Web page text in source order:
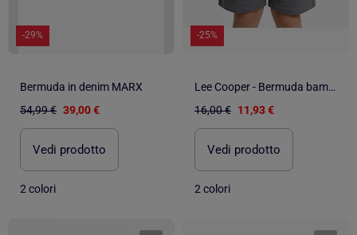
-29%
Bermuda in denim MARX
54,99 € 39,00 €
Vedi prodotto
2 colori
-25%
Lee Cooper - Bermuda bambino
16,00 € 11,93 €
Vedi prodotto
2 colori